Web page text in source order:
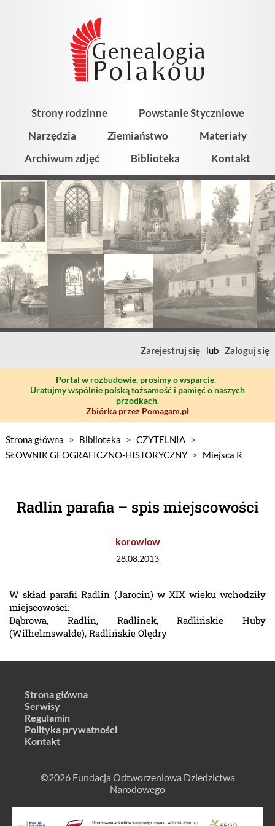
Strony rodzinne
Powstanie Styczniowe
Narzędzia
Ziemiaństwo
Materiały
Archiwum zdjęć
Biblioteka Kontakt
Zarejestruj się lub Zaloguj się
Portal w rozbudowie, prosimy o wsparcie.
Uratujmy wspólnie polską tożsamość i pamięć o naszych
przodkach.
Zbiórka przez Pomagam.pl
Strona główna > Biblioteka > CZYTELNIA >
SŁOWNIK GEOGRAFICZNO-HISTORYCZNY > Miejsca R
Radlin parafia – spis miejscowości
korowiow
28.08.2013
W skład parafii Radlin (Jarocin) w XIX wieku wchodziły
miejscowości:
Dąbrowa, Radlin, Radlinek, Radlińskie Huby
(Wilhelmswalde), Radlińskie Olędry
Strona główna
Serwisy
Regulamin
Polityka prywatności
Kontakt
©2026 Fundacja Odtworzeniowa Dziedzictwa
Narodowego